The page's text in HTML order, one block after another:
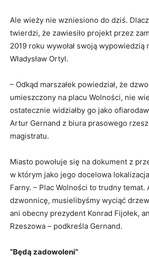
Ale wieży nie wzniesiono do dziś.
twierdzi, że zawiesiło projekt przez
2019 roku wywołał swoją wypowiedzią
Władysław Ortyl.
– Odkąd marszałek powiedział, że
umieszczony na placu Wolności, nie
ostatecznie widziałby go jako
Artur Gernand z biura prasowego
magistratu.
Miasto powołuje się na dokument z
w którym jako jego docelowa
Farny. – Plac Wolności to trudny temat.
dzwonnicę, musielibyśmy wyciąć
ani obecny prezydent Konrad Fijołek,
Rzeszowa – podkreśla Gernand.
“Będą zadowoleni”